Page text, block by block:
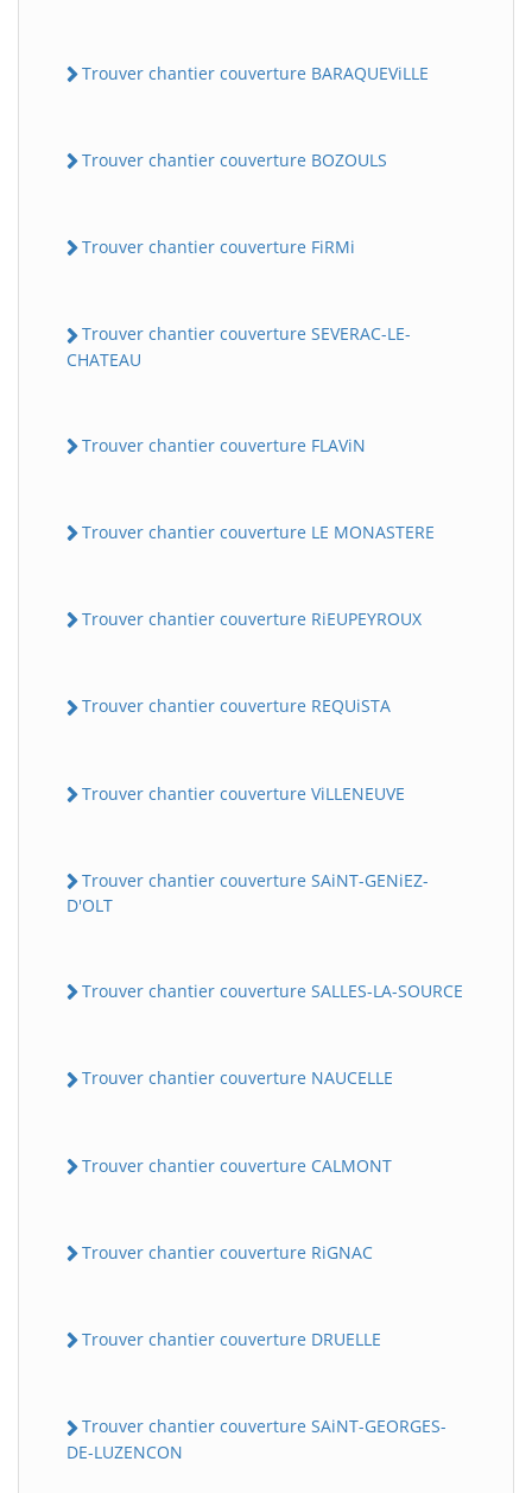
Trouver chantier couverture BARAQUEViLLE
Trouver chantier couverture BOZOULS
Trouver chantier couverture FiRMi
Trouver chantier couverture SEVERAC-LE-
CHATEAU
Trouver chantier couverture FLAViN
Trouver chantier couverture LE MONASTERE
Trouver chantier couverture RiEUPEYROUX
Trouver chantier couverture REQUiSTA
Trouver chantier couverture ViLLENEUVE
Trouver chantier couverture SAiNT-GENiEZ-
D'OLT
Trouver chantier couverture SALLES-LA-SOURCE
Trouver chantier couverture NAUCELLE
Trouver chantier couverture CALMONT
Trouver chantier couverture RiGNAC
Trouver chantier couverture DRUELLE
Trouver chantier couverture SAiNT-GEORGES-
DE-LUZENCON